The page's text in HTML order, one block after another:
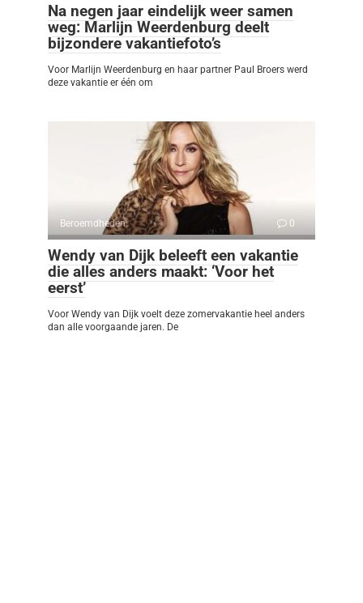
Na negen jaar eindelijk weer samen
weg: Marlijn Weerdenburg deelt
bijzondere vakantiefoto’s
Voor Marlijn Weerdenburg en haar partner Paul Broers werd
deze vakantie er één om
Beroemdheden 0
Wendy van Dijk beleeft een vakantie
die alles anders maakt: ‘Voor het
eerst’
Voor Wendy van Dijk voelt deze zomervakantie heel anders
dan alle voorgaande jaren. De